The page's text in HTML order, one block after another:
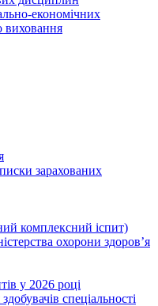
економічних
виховання
зарахованих
комплексний іспит)
охорони здоровʼя
у 2026 році
спеціальності